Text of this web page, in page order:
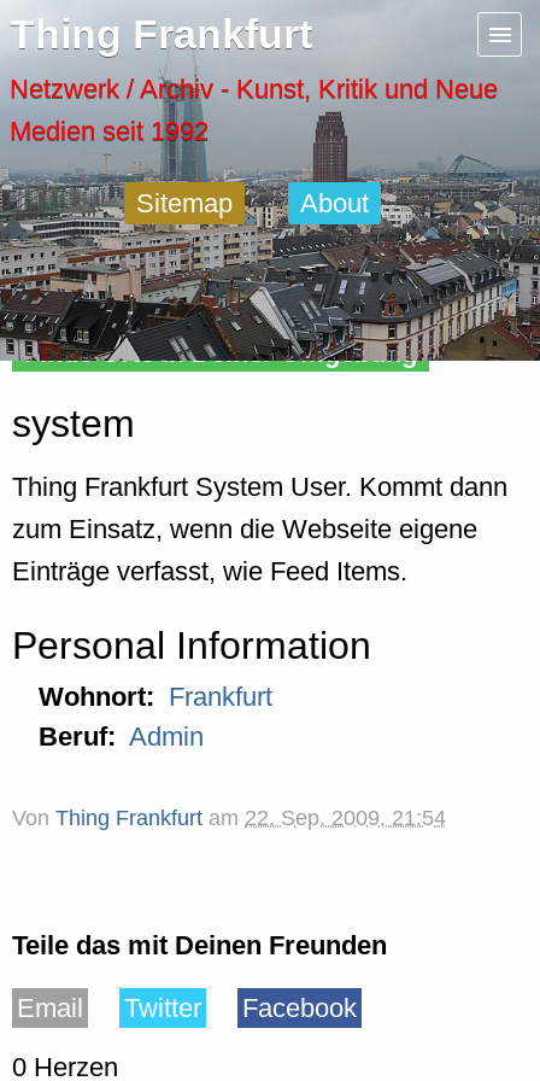
Thing Frankfurt
Netzwerk / Archiv - Kunst, Kritik und Neue
Medien seit 1992
Sitemap About
Finde Orte in Deiner Umgebung
system
Thing Frankfurt System User. Kommt dann
zum Einsatz, wenn die Webseite eigene
Einträge verfasst, wie Feed Items.
Personal Information
Wohnort: Frankfurt
Beruf: Admin
Von Thing Frankfurt am 22. Sep. 2009, 21:54
Teile das mit Deinen Freunden
Email Twitter
Facebook
0 Herzen
Menu
Artspaces
Cool Places
Frankfurt Diary
Activity
Recent Posts
Home